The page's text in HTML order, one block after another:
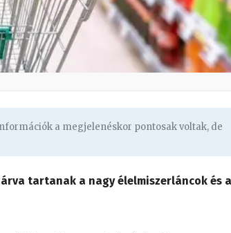
a megjelenéskor pontosak voltak, de
tartanak a nagy élelmiszerláncok és a